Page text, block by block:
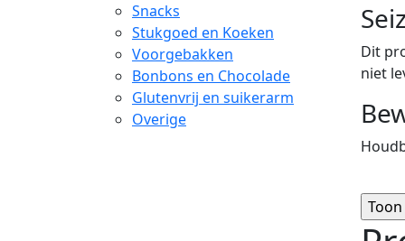
Snacks
Stukgoed en Koeken
Voorgebakken
Bonbons en Chocolade
Glutenvrij en suikerarm
Overige
Dit
niet